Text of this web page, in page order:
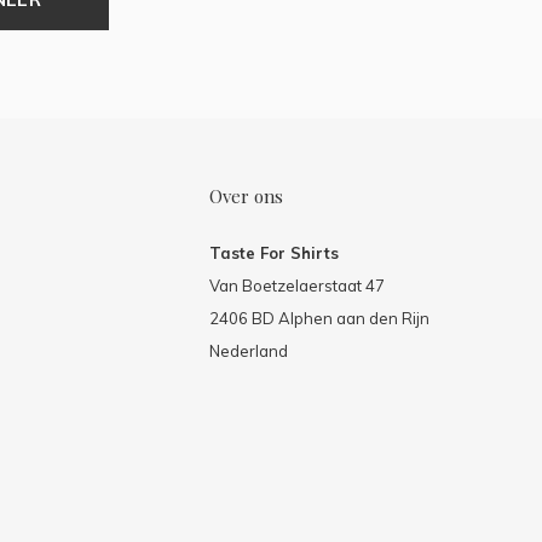
Over ons
Taste For Shirts
Van Boetzelaerstaat 47
2406 BD Alphen aan den Rijn
Nederland